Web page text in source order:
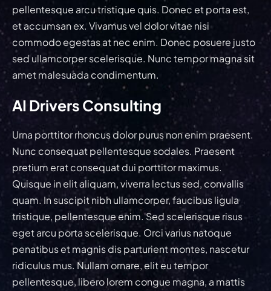
pellentesque arcu tristique quis. Donec et porta est,
et accumsan ex. Vivamus vel dolor vitae nisi
commodo egestas at nec enim. Donec posuere justo
sed ullamcorper scelerisque. Nunc tempor magna sit
amet malesuada condimentum.
AI Drivers Consulting
Urna porttitor rhoncus dolor purus non enim praesent.
Nunc consequat pellentesque sodales. Praesent
pretium erat consequat dui porttitor maximus.
Quisque in elit aliquam, viverra lectus sed, convallis
quam. In suscipit nibh ullamcorper, faucibus ligula
tristique, pellentesque enim. Sed scelerisque risus
eget arcu porta scelerisque. Orci varius natoque
penatibus et magnis dis parturient montes, nascetur
ridiculus mus. Nullam ornare, elit eu tempor
pellentesque, libero lorem congue magna, a mattis